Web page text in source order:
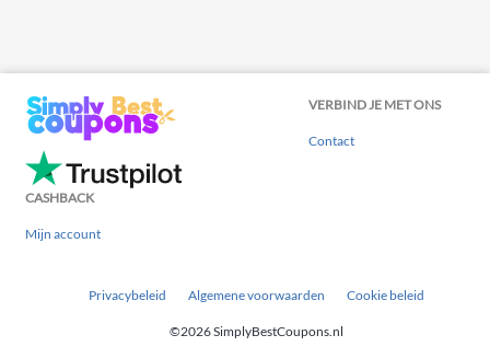
VERBIND JE MET ONS
Contact
CASHBACK
Mijn account
Privacybeleid Algemene voorwaarden Cookie beleid
©2026 SimplyBestCoupons.nl